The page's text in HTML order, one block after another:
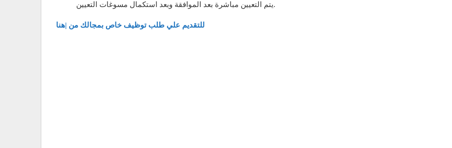
يتم التعيين مباشرة بعد الموافقة وبعد استكمال مسوغات التعيين.
للتقديم علي طلب توظيف خاص بمجالك من |هنا